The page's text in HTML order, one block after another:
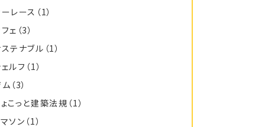
レース （1）
ェ （3）
テナブル （1）
ルフ （1）
（3）
こっと建築法規 （1）
ソン （1）